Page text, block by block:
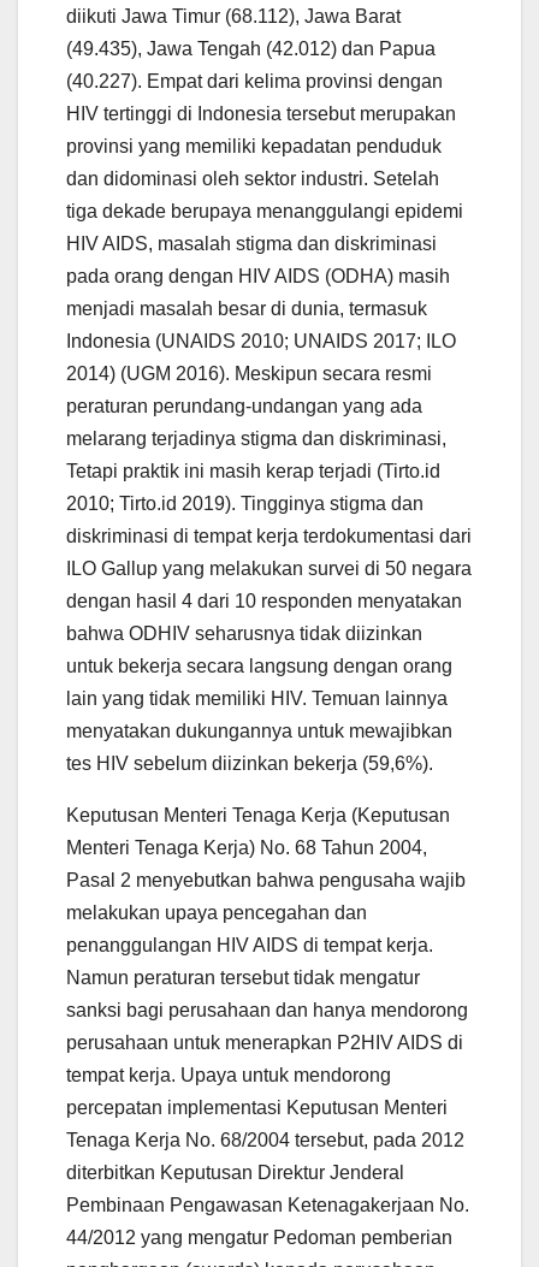
diikuti Jawa Timur (68.112), Jawa Barat
(49.435), Jawa Tengah (42.012) dan Papua
(40.227). Empat dari kelima provinsi dengan
HIV tertinggi di Indonesia tersebut merupakan
provinsi yang memiliki kepadatan penduduk
dan didominasi oleh sektor industri. Setelah
tiga dekade berupaya menanggulangi epidemi
HIV AIDS, masalah stigma dan diskriminasi
pada orang dengan HIV AIDS (ODHA) masih
menjadi masalah besar di dunia, termasuk
Indonesia (UNAIDS 2010; UNAIDS 2017; ILO
2014) (UGM 2016). Meskipun secara resmi
peraturan perundang-undangan yang ada
melarang terjadinya stigma dan diskriminasi,
Tetapi praktik ini masih kerap terjadi (Tirto.id
2010; Tirto.id 2019). Tingginya stigma dan
diskriminasi di tempat kerja terdokumentasi dari
ILO Gallup yang melakukan survei di 50 negara
dengan hasil 4 dari 10 responden menyatakan
bahwa ODHIV seharusnya tidak diizinkan
untuk bekerja secara langsung dengan orang
lain yang tidak memiliki HIV. Temuan lainnya
menyatakan dukungannya untuk mewajibkan
tes HIV sebelum diizinkan bekerja (59,6%).
Keputusan Menteri Tenaga Kerja (Keputusan
Menteri Tenaga Kerja) No. 68 Tahun 2004,
Pasal 2 menyebutkan bahwa pengusaha wajib
melakukan upaya pencegahan dan
penanggulangan HIV AIDS di tempat kerja.
Namun peraturan tersebut tidak mengatur
sanksi bagi perusahaan dan hanya mendorong
perusahaan untuk menerapkan P2HIV AIDS di
tempat kerja. Upaya untuk mendorong
percepatan implementasi Keputusan Menteri
Tenaga Kerja No. 68/2004 tersebut, pada 2012
diterbitkan Keputusan Direktur Jenderal
Pembinaan Pengawasan Ketenagakerjaan No.
44/2012 yang mengatur Pedoman pemberian